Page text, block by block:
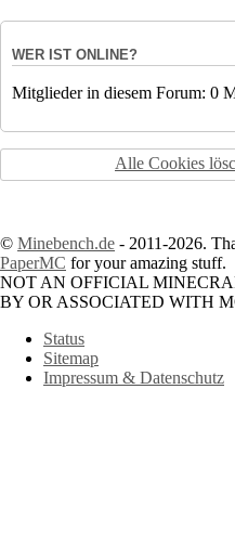
WER IST ONLINE?
Mitglieder in diesem Forum: 0
Alle Cookies
© Minebench.de - 2011-2026.
PaperMC for your amazing stuff.
NOT AN OFFICIAL
BY OR ASSOCIATED WITH
Status
Sitemap
Impressum & Datenschutz